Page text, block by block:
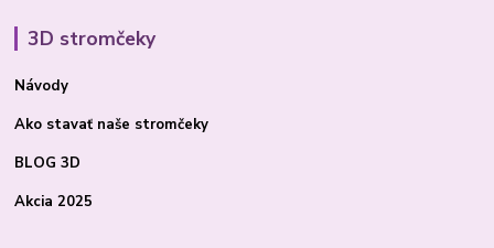
3D stromčeky
Návody
Ako stavať naše stromčeky
BLOG 3D
Akcia 2025